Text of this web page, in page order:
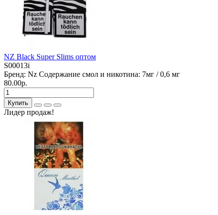
NZ Black Super Slims оптом
S00013i
Бренд: Nz Содержание смол и никотина: 7мг / 0,6 мг
80.00р.
Купить
Лидер продаж!